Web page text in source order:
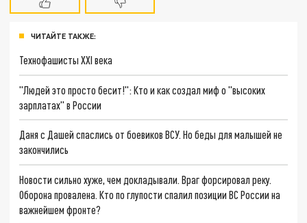
ЧИТАЙТЕ ТАКЖЕ:
Технофашисты XXI века
"Людей это просто бесит!": Кто и как создал миф о "высоких
зарплатах" в России
Даня с Дашей спаслись от боевиков ВСУ. Но беды для малышей не
закончились
Новости сильно хуже, чем докладывали. Враг форсировал реку.
Оборона провалена. Кто по глупости спалил позиции ВС России на
важнейшем фронте?